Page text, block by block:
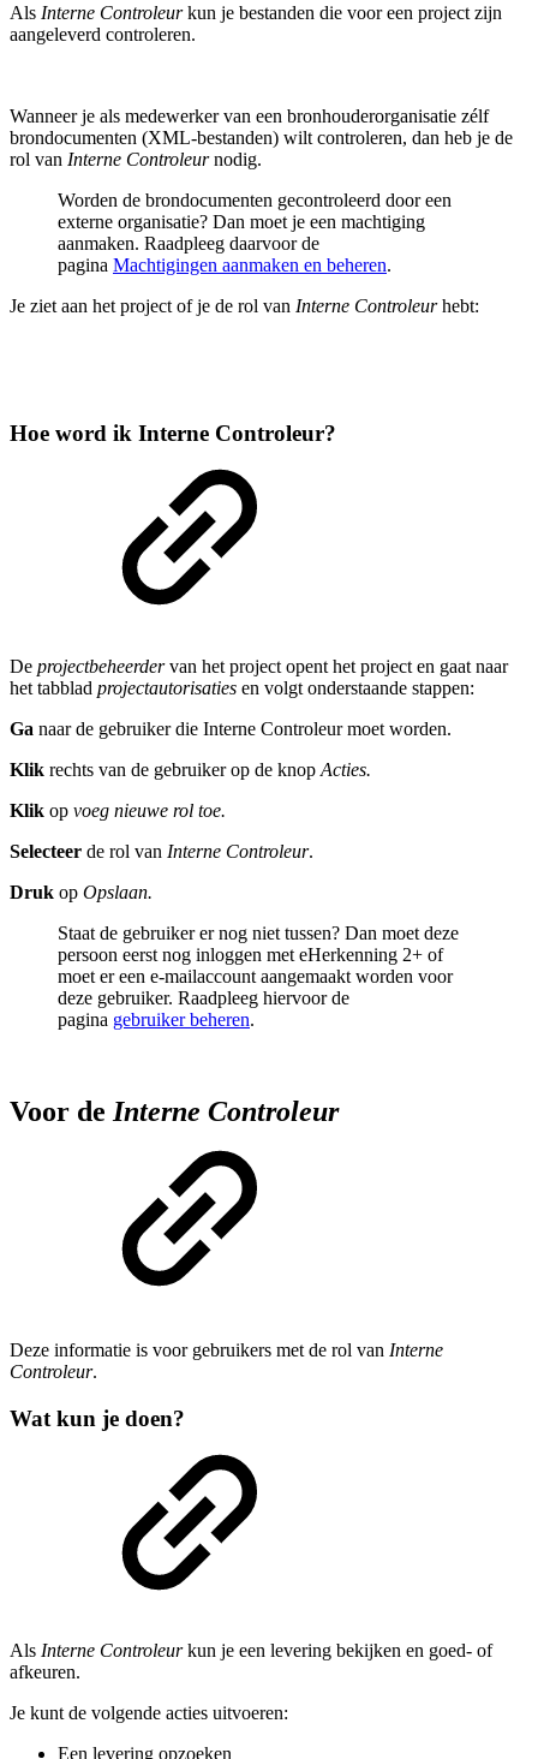
Als Interne Controleurkun je bestanden die voor een project zijn
aangeleverd controleren.
Wanneer je als medewerker van een bronhouderorganisatie zélf
brondocumenten (XML-bestanden) wilt controleren, dan heb je de
rol van Interne Controleurnodig.
Worden de brondocumenten gecontroleerd door een
externe organisatie? Dan moet je een machtiging
aanmaken. Raadpleeg daarvoor de
pagina Machtigingen aanmaken en beheren.
Je ziet aan het project of je de rol van Interne Controleurhebt:
Hoe word ik Interne Controleur?
De projectbeheerder van het project opent het project en gaat naar
het tabblad projectautorisaties en volgt onderstaande stappen:
Ga naar de gebruiker die Interne Controleur moet worden.
Klik rechts van de gebruiker op de knop Acties.
Klik op voeg nieuwe rol toe.
Selecteer de rol van Interne Controleur.
Druk op Opslaan.
Staat de gebruiker er nog niet tussen? Dan moet deze
persoon eerst nog inloggen met eHerkenning 2+ of
moet er een e-mailaccount aangemaakt worden voor
deze gebruiker. Raadpleeg hiervoor de
pagina gebruiker beheren.
Voor de Interne Controleur
Deze informatie is voor gebruikers met de rol van Interne
Controleur.
Wat kun je doen?
Als Interne Controleurkun je een levering bekijken en goed- of
afkeuren.
Je kunt de volgende acties uitvoeren:
Een levering opzoeken